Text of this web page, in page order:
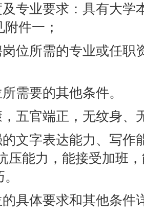
专业要求：具有大学
件一；
位所需的专业或任职
需要的其他条件。
五官端正，无纹身、
文字表达能力、写作
压能力，能接受加班
具体要求和其他条件